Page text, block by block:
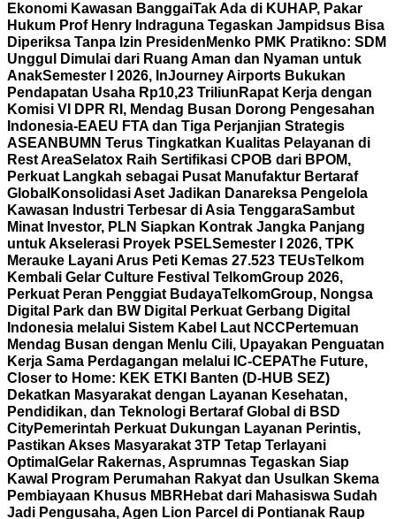
Ekonomi Kawasan BanggaiTak Ada di KUHAP, Pakar
Hukum Prof Henry Indraguna Tegaskan Jampidsus Bisa
Diperiksa Tanpa Izin Presiden Menko PMK Pratikno: SDM
Unggul Dimulai dari Ruang Aman dan Nyaman untuk
AnakSemester I 2026, InJourney Airports Bukukan
Pendapatan Usaha Rp10,23 Triliun Rapat Kerja dengan
Komisi VI DPR RI, Mendag Busan Dorong Pengesahan
Indonesia-EAEU FTA dan Tiga Perjanjian Strategis
ASEAN BUMN Terus Tingkatkan Kualitas Pelayanan di
Rest AreaSelatox Raih Sertifikasi CPOB dari BPOM,
Perkuat Langkah sebagai Pusat Manufaktur Bertaraf
Global Konsolidasi Aset Jadikan Danareksa Pengelola
Kawasan Industri Terbesar di Asia TenggaraSambut
Minat Investor, PLN Siapkan Kontrak Jangka Panjang
untuk Akselerasi Proyek PSELSemester I 2026, TPK
Merauke Layani Arus Peti Kemas 27.523 TEUsTelkom
Kembali Gelar Culture Festival TelkomGroup 2026,
Perkuat Peran Penggiat BudayaTelkomGroup, Nongsa
Digital Park dan BW Digital Perkuat Gerbang Digital
Indonesia melalui Sistem Kabel Laut NCC Pertemuan
Mendag Busan dengan Menlu Cili, Upayakan Penguatan
Kerja Sama Perdagangan melalui IC-CEPAThe Future,
Closer to Home: KEK ETKI Banten (D-HUB SEZ)
Dekatkan Masyarakat dengan Layanan Kesehatan,
Pendidikan, dan Teknologi Bertaraf Global di BSD
CityPemerintah Perkuat Dukungan Layanan Perintis,
Pastikan Akses Masyarakat 3TP Tetap Terlayani
Optimal Gelar Rakernas, Asprumnas Tegaskan Siap
Kawal Program Perumahan Rakyat dan Usulkan Skema
Pembiayaan Khusus MBR Hebat dari Mahasiswa Sudah
Jadi Pengusaha, Agen Lion Parcel di Pontianak Raup